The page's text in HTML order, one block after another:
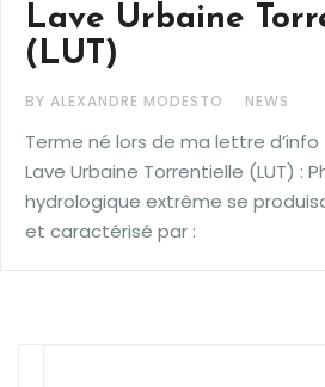
Lave Urbaine
(LUT)
BY ALEXANDRE MODESTO NEWS
Terme né lors de ma lettre
Lave Urbaine Torrentielle (LUT) :
hydrologique extrême se
et caractérisé par :